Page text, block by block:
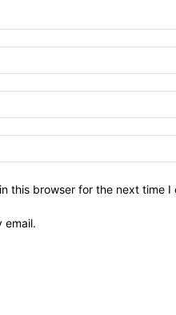
this browser for the next time I
email.